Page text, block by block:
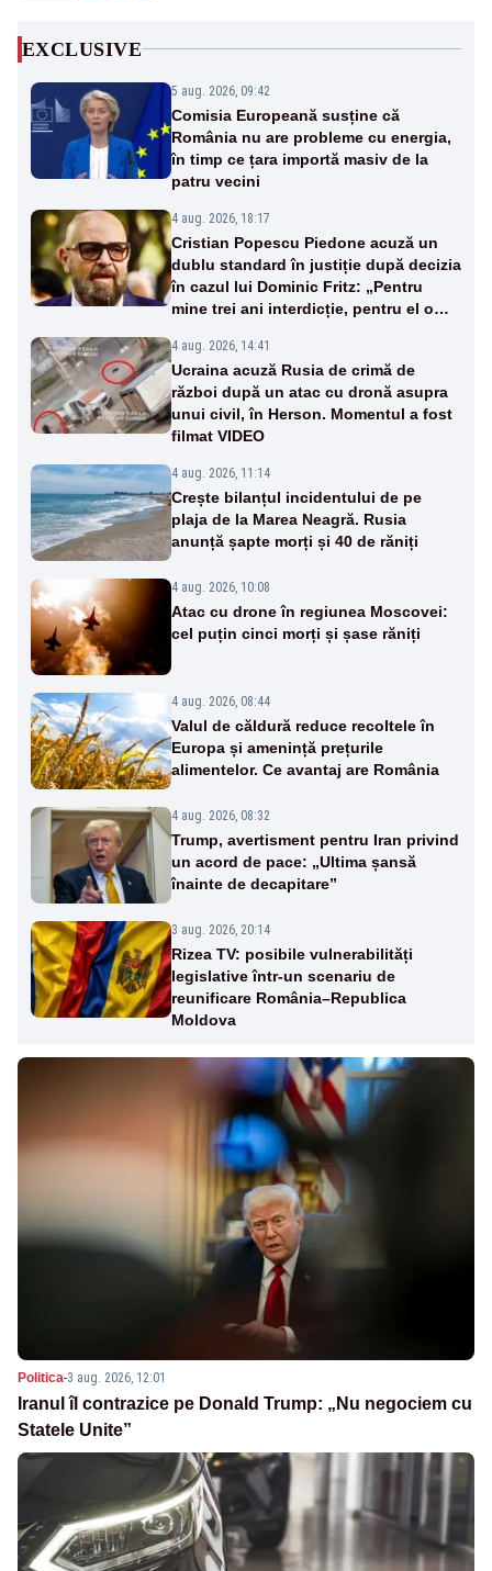
EXCLUSIVE
5 aug. 2026, 09:42
Comisia Europeană susține că
România nu are probleme cu energia,
în timp ce țara importă masiv de la
patru vecini
4 aug. 2026, 18:17
Cristian Popescu Piedone acuză un
dublu standard în justiție după decizia
în cazul lui Dominic Fritz: „Pentru
mine trei ani interdicție, pentru el o
4 aug. 2026, 14:41
Ucraina acuză Rusia de crimă de
război după un atac cu dronă asupra
unui civil, în Herson. Momentul a fost
filmat VIDEO
4 aug. 2026, 11:14
Crește bilanțul incidentului de pe
plaja de la Marea Neagră. Rusia
anunță șapte morți și 40 de răniți
4 aug. 2026, 10:08
Atac cu drone în regiunea Moscovei:
cel puțin cinci morți și șase răniți
4 aug. 2026, 08:44
Valul de căldură reduce recoltele în
Europa și amenință prețurile
alimentelor. Ce avantaj are România
4 aug. 2026, 08:32
Trump, avertisment pentru Iran privind
un acord de pace: „Ultima șansă
înainte de decapitare”
3 aug. 2026, 20:14
Rizea TV: posibile vulnerabilități
legislative într-un scenariu de
reunificare România–Republica
Moldova
Politica-3 aug. 2026, 12:01
Iranul îl contrazice pe Donald Trump: „Nu negociem cu
Statele Unite”